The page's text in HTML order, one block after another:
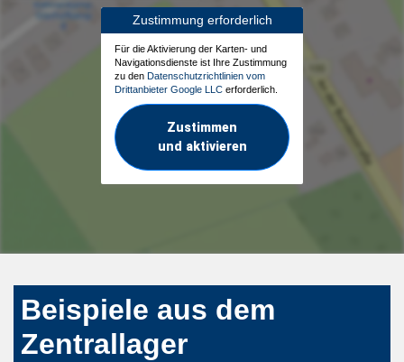
Zustimmung erforderlich
Für die Aktivierung der Karten- und
Navigationsdienste ist Ihre Zustimmung
zu den Datenschutzrichtlinien vom
Drittanbieter Google LLC erforderlich.
Zustimmen
und aktivieren
Beispiele aus dem
Zentrallager